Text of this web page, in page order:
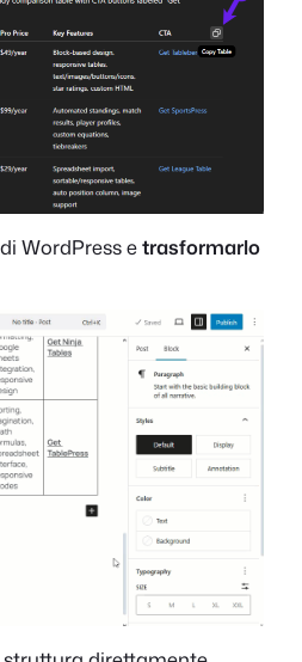
WordPress etrasformarlo